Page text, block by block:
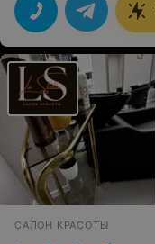
САЛОН КРАСОТЫ